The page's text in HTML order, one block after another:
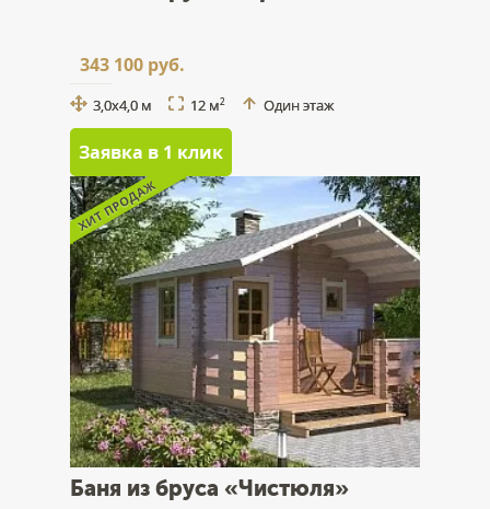
343 100 руб.
3,0x4,0 м 12 м2 Один этаж
Заявка в 1 клик
Баня из бруса «Чистюля»